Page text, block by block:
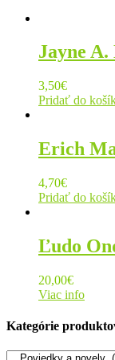
Jayne
3,50€
Pridať do
Erich
4,70€
Pridať do
Ľudo
20,00€
Viac info
Kategórie